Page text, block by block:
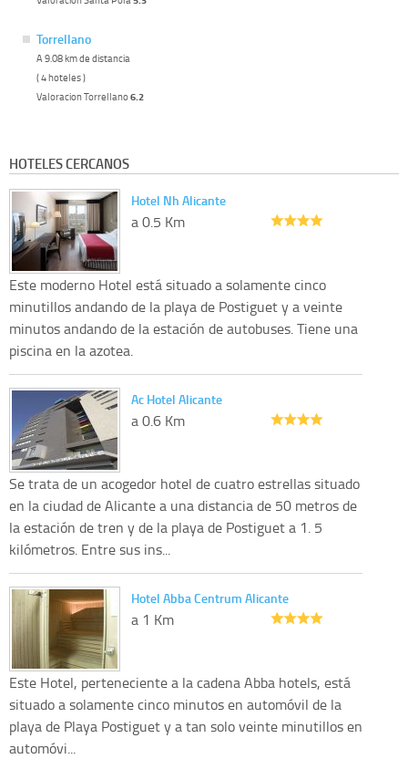
Torrellano
A 9.08 km de distancia
( 4 hoteles )
Valoracion Torrellano6.2
HOTELES CERCANOS
Hotel Nh Alicante
a 0.5 Km
Este moderno Hotel está situado a solamente cinco
minutillos andando de la playa de Postiguet y a veinte
minutos andando de la estación de autobuses. Tiene una
piscina en la azotea.
Ac Hotel Alicante
a 0.6 Km
Se trata de un acogedor hotel de cuatro estrellas situado
en la ciudad de Alicante a una distancia de 50 metros de
la estación de tren y de la playa de Postiguet a 1. 5
kilómetros. Entre sus ins...
Hotel Abba Centrum Alicante
a 1 Km
Este Hotel, perteneciente a la cadena Abba hotels, está
situado a solamente cinco minutos en automóvil de la
playa de Playa Postiguet y a tan solo veinte minutillos en
automóvi...